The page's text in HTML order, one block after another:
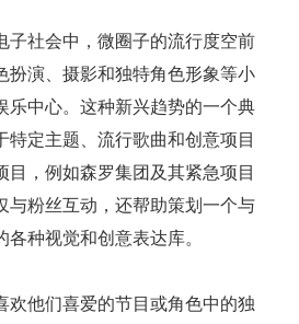
子社会中，微圈子的流行度空前
扮演、摄影和独特角色形象等小
乐中心。这种新兴趋势的一个典
特定主题、流行歌曲和创意项目
目，例如森罗集团及其紧急项目
与粉丝互动，还帮助策划一个与
种视觉和创意表达库。
欢他们喜爱的节目或角色中的独